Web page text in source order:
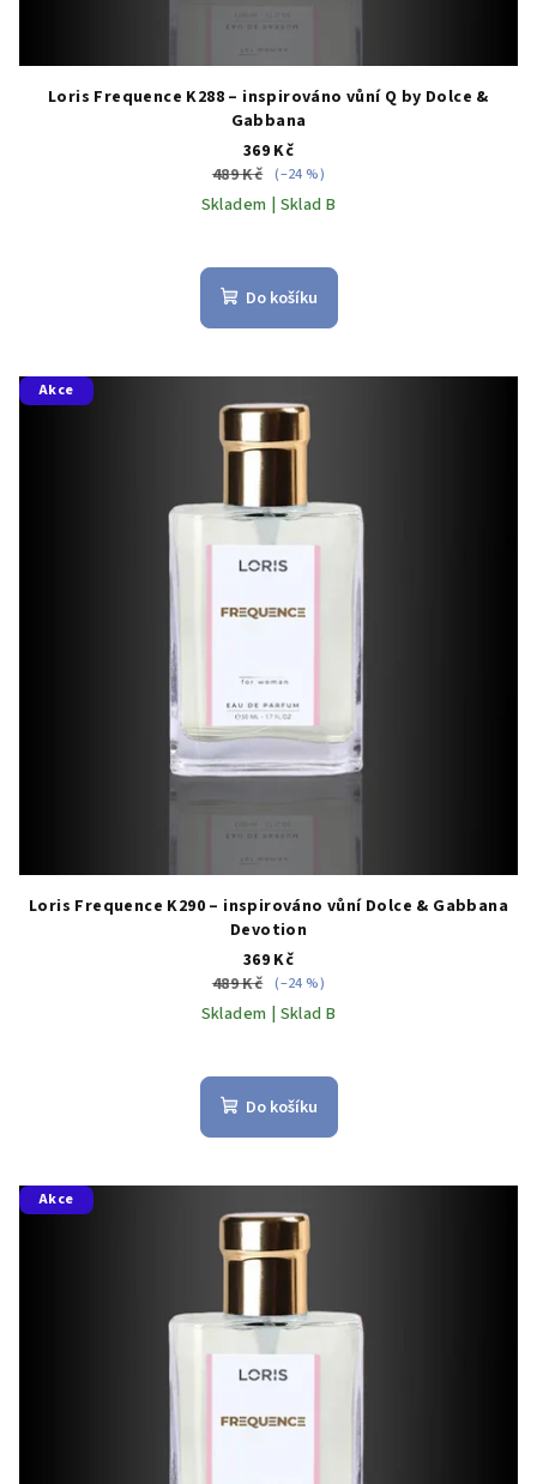
Loris Frequence K288 – inspirováno vůní Q by Dolce &
Gabbana
369 Kč
489 Kč (–24 %)
Skladem | Sklad B
Do košíku
Akce
Loris Frequence K290 – inspirováno vůní Dolce & Gabbana
Devotion
369 Kč
489 Kč (–24 %)
Skladem | Sklad B
Do košíku
Akce